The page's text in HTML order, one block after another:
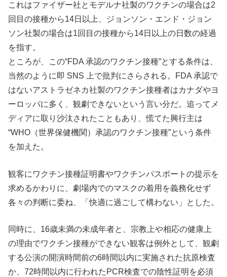
これはファイザー社とモデルナ社製のワクチンの場合は2
回目の接種から14日以上、ジョンソン・エンド・ジョン
ソン社製の場合は1回目の接種から14日以上の日数の経過
を指す。
ところが、この“FDA 承認のワクチン接種”とする条件は、
当然のように即 SNS 上で批判にさらされる。FDA 承認で
はないアストラゼネカ社製のワクチン接種者はカナダやヨ
ーロッパに多く、観劇できないという言い分だ。追ってメ
ディアに取り沙汰されたこともあり、慌てた興行主は
“WHO（世界保健機関）承認のワクチン接種”という条件
を加えた。
観客にワクチン接種証明書やワクチンパスポートの提示を
求めるかわりに、劇場内でのマスクの着用を義務化せず
各々の判断に委ね、「快適に過ごして構わない」とした。
同時に、16歳未満の未成年者と、宗教上や相応の健康上
の理由でワクチン接種ができない観客は例外として、観劇
する公演の開演時間前の6時間以内に実施された抗原検査
か、72時間以内に行われたPCR検査での陰性証明を必須